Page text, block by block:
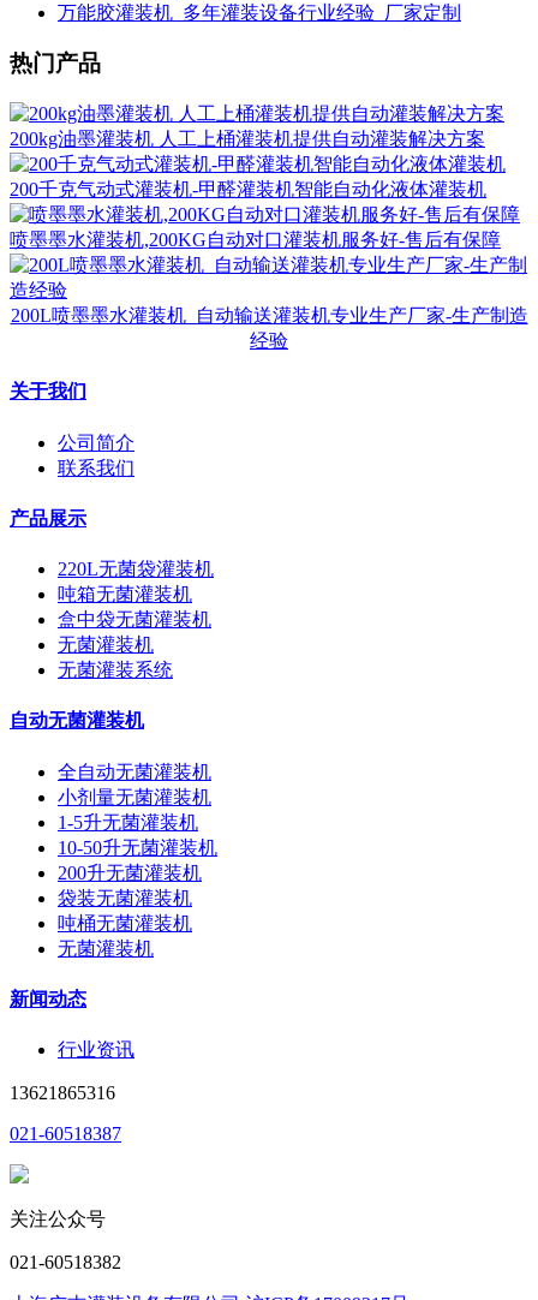
万能胶灌装机_多年灌装设备行业经验_厂家定制
热门产品
200kg油墨灌装机 人工上桶灌装机提供自动灌装解决方案
200千克气动式灌装机-甲醛灌装机智能自动化液体灌装机
喷墨墨水灌装机,200KG自动对口灌装机服务好-售后有保障
200L喷墨墨水灌装机_自动输送灌装机专业生产厂家-生产制造
经验
关于我们
公司简介
联系我们
产品展示
220L无菌袋灌装机
吨箱无菌灌装机
盒中袋无菌灌装机
无菌灌装机
无菌灌装系统
自动无菌灌装机
全自动无菌灌装机
小剂量无菌灌装机
1-5升无菌灌装机
10-50升无菌灌装机
200升无菌灌装机
袋装无菌灌装机
吨桶无菌灌装机
无菌灌装机
新闻动态
行业资讯
13621865316
021-60518387
关注公众号
021-60518382